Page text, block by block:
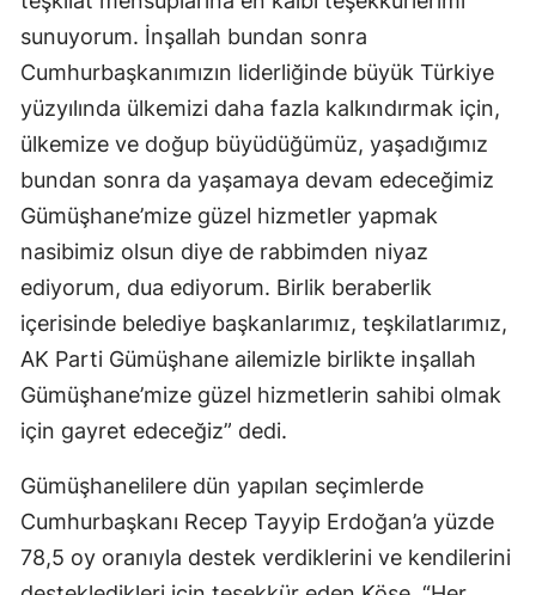
Sakarya
Samsun
Siirt
Sivas
Tekirdağ
Trabzon
Şanlıurfa
Uşak
Van
sunuyorum. İnşallah bundan sonra
Cumhurbaşkanımızın liderliğinde büyük Türkiye
yüzyılında ülkemizi daha fazla kalkındırmak için,
ülkemize ve doğup büyüdüğümüz, yaşadığımız
bundan sonra da yaşamaya devam edeceğimiz
Gümüşhane’mize güzel hizmetler yapmak
nasibimiz olsun diye de rabbimden niyaz
ediyorum, dua ediyorum. Birlik beraberlik
içerisinde belediye başkanlarımız, teşkilatlarımız,
AK Parti Gümüşhane ailemizle birlikte inşallah
Gümüşhane’mize güzel hizmetlerin sahibi olmak
için gayret edeceğiz” dedi.
Gümüşhanelilere dün yapılan seçimlerde
Cumhurbaşkanı Recep Tayyip Erdoğan’a yüzde
78,5 oy oranıyla destek verdiklerini ve kendilerini